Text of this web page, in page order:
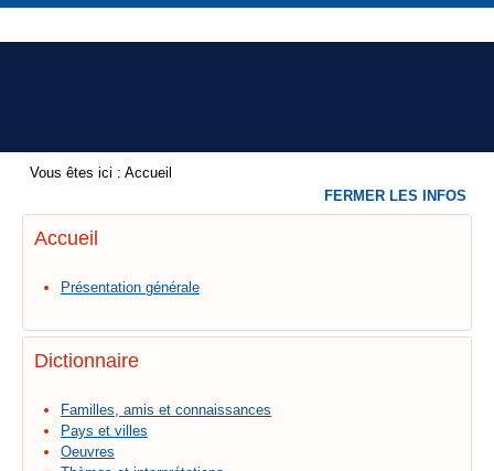
Vous êtes ici : Accueil
Accueil
Présentation générale
Dictionnaire
Familles, amis et connaissances
Pays et villes
Oeuvres
FERMER LES INFOS